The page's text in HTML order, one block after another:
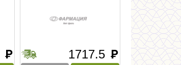
руб 1717.5 руб